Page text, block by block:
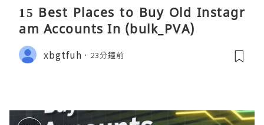
15 Best Places to Buy Old Instagr
am Accounts In (bulk_PVA)
xbgtfuh 23分鐘前